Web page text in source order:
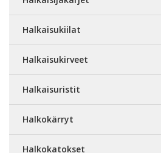
Halkaisukiilat
Halkaisukirveet
Halkaisuristit
Halkokärryt
Halkokatokset